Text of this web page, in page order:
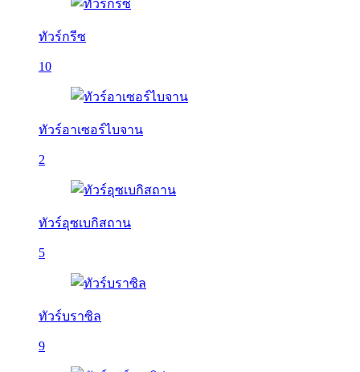
ทัวร์กรีซ
10
ทัวร์อาเซอร์ไบจาน
2
ทัวร์อุซเบกิสถาน
5
ทัวร์บราซิล
9